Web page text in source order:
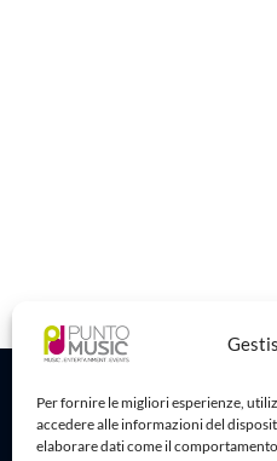
Per fornire le migliori esperienze,
accedere alle informazioni del
elaborare dati come il